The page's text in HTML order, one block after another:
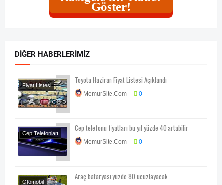
Göster!
DIĞER HABERLERIMIZ
Fiyat Listesi
Toyota Haziran Fiyat Listesi Açıklandı
MemurSite.Com 0
Cep Telefonları
Teknoloji
Teknoloji-Otomotiv-
Cep telefonu fiyatları bu yıl yüzde 40 artabilir
MemurSite.Com 0
Otomobil
Araç bataryası yüzde 80 ucuzlayacak